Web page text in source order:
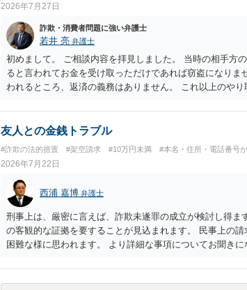
2026年7月27日
詐欺・消費者問題に強い弁護士
若井 亮 弁護士
初めまして。 ご相談内容を拝見しました。 当時の相手方
ると言われてお金を受け取っただけであれば窃盗になり
われるところ、返済の義務はありません。 これ以上のや
になれば幸いです。
友人との金銭トラブル
#詐欺の法的措置 #架空請求 #10万円未満 #本名・住所・電話番号
2026年7月22日
西浦 嘉博 弁護士
刑事上は、厳密に言えば、詐欺未遂罪の成立が検討し得
の客観的な証拠を要することが見込まれます。 民事上の
困難な様に思われます。 より詳細な事項についてお聞き